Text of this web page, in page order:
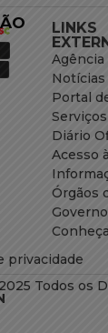
LINKS
Agência
Notícias
Portal
Serviços
Diário
Acesso à
Órgãos
Governo
privacidade
Todos os